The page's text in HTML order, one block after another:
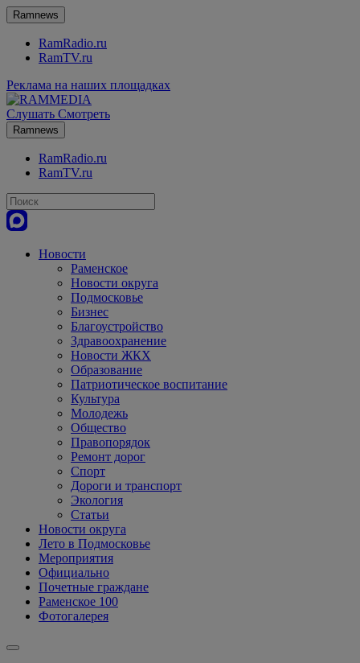
Ramnews
RamRadio.ru
RamTV.ru
Реклама на наших площадках
Слушать Смотреть
Ramnews
RamRadio.ru
RamTV.ru
Новости
Раменское
Новости округа
Подмосковье
Бизнес
Благоустройство
Здравоохранение
Новости ЖКХ
Образование
Патриотическое воспитание
Культура
Молодежь
Общество
Правопорядок
Ремонт дорог
Спорт
Дороги и транспорт
Экология
Статьи
Новости округа
Лето в Подмосковье
Мероприятия
Официально
Почетные граждане
Раменское 100
Фотогалерея